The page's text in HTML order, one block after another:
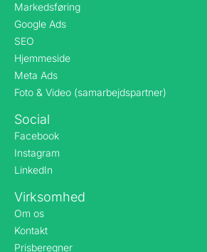
Markedsføring
Google Ads
SEO
Hjemmeside
Meta Ads
Foto & Video (samarbejdspartner)
Social
Facebook
Instagram
LinkedIn
Virksomhed
Om os
Kontakt
Prisberegner